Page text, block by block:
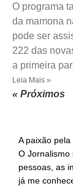
O programa
da mamona
pode ser
222 das
a primeira
Leia Mais »
« Próximos
A paixão
O Jornalismo
pessoas, as
já me